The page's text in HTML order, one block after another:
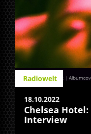
The Big Pink |
Radiowelt
18.10.2022
Chelsea
Interview